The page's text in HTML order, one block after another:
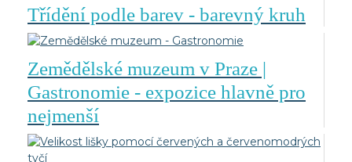
Třídění podle barev - barevný kruh
Zemědělské muzeum v Praze |
Gastronomie - expozice hlavně pro
nejmenší